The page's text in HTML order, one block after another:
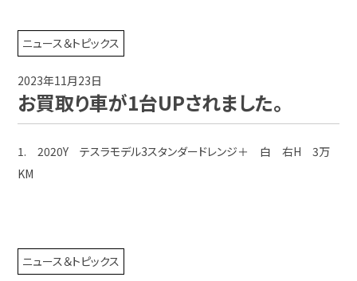
ニュース＆トピックス
2023年11月23日
お買取り車が1台UPされました。
1. 2020Y テスラモデル3スタンダードレンジ＋ 白 右H 3万
KM
ニュース＆トピックス